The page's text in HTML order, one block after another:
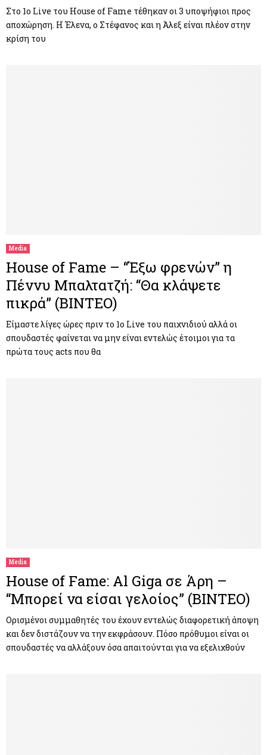
Στο 1ο Live του House of Fame τέθηκαν οι 3 υποψήφιοι προς
αποχώρηση. Η Έλενα, ο Στέφανος και η Άλεξ είναι πλέον στην
κρίση του
Media
House of Fame – “Έξω φρενών” η
Πέννυ Μπαλτατζή: “Θα κλάψετε
πικρά” (ΒΙΝΤΕΟ)
Είμαστε λίγες ώρες πριν το 1ο Live του παιχνιδιού αλλά οι
σπουδαστές φαίνεται να μην είναι εντελώς έτοιμοι για τα
πρώτα τους acts που θα
Media
House of Fame: Al Giga σε Άρη –
“Μπορεί να είσαι γελοίος” (ΒΙΝΤΕΟ)
Ορισμένοι συμμαθητές του έχουν εντελώς διαφορετική άποψη
και δεν διστάζουν να την εκφράσουν. Πόσο πρόθυμοι είναι οι
σπουδαστές να αλλάξουν όσα απαιτούνται για να εξελιχθούν